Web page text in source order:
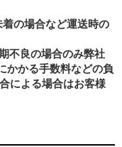
の場合など運送時の
不良の場合のみ弊社
かかる手数料などの負
による場合はお客様